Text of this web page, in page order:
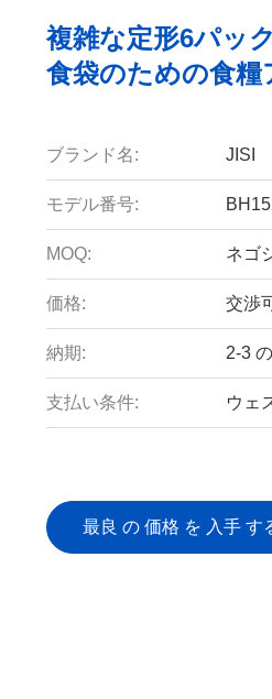
複雑な定形6パッ
食袋のための食
ブランド名: JISI
モデル番号:
MOQ: ネゴ
価格: 交渉
納期: 2-3
支払い条件: ウェ
最良 の 価格 を 入手 す